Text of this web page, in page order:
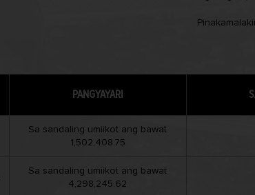
PANGYAYARI
Sa sandaling umiikot ang bawat
1,502,408.75
Sa sandaling umiikot ang bawat
4,298,245.62